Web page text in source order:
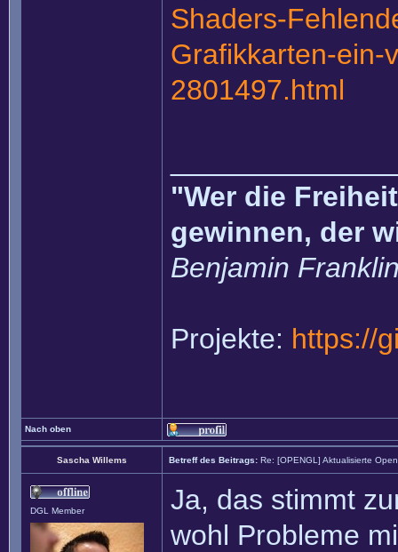
Shaders-
Grafikkarten-ein-
2801497.html
"Wer die
gewinnen, der
Benjamin
Projekte: https://
Nach oben
Sascha Willems Betreff des Beitrags: Re: [OPENGL] Aktualisierte
DGL Member
Ja, das stimmt
wohl Probleme